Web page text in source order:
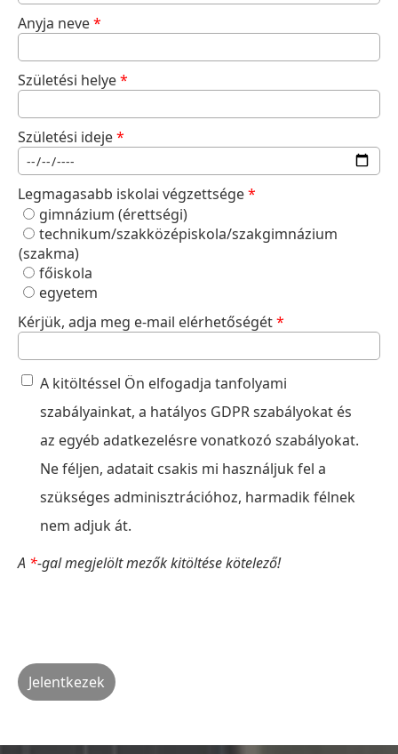
Anyja neve*
Születési helye*
Születési ideje*
Legmagasabb iskolai végzettsége*
gimnázium (érettségi)
technikum/szakközépiskola/szakgimnázium
(szakma)
főiskola
egyetem
Kérjük, adja meg e-mail elérhetőségét*
A kitöltéssel Ön elfogadja tanfolyami
szabályainkat, a hatályos GDPR szabályokat és
az egyéb adatkezelésre vonatkozó szabályokat.
Ne féljen, adatait csakis mi használjuk fel a
szükséges adminisztrációhoz, harmadik félnek
nem adjuk át.
A *-gal megjelölt mezők kitöltése kötelező!